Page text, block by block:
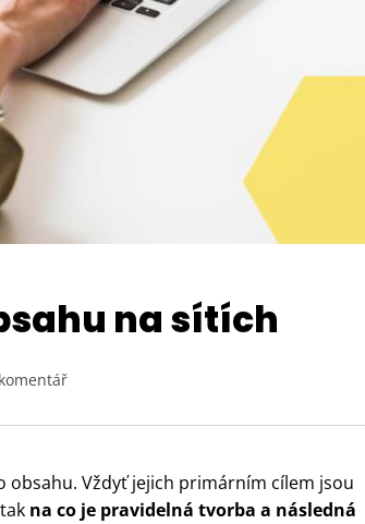
na sítích
obsahu. Vždyť jejich primárním cílem jsou
na co je pravidelná tvorba a následná